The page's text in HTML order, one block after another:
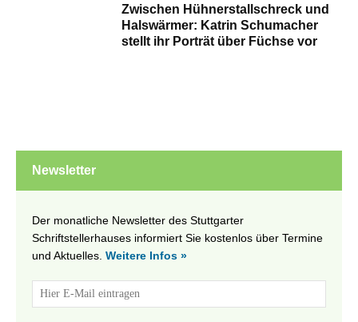
Zwischen Hühnerstallschreck und
Halswärmer: Katrin Schumacher
stellt ihr Porträt über Füchse vor
Newsletter
Der monatliche Newsletter des Stuttgarter
Schriftstellerhauses informiert Sie kostenlos über Termine
und Aktuelles. Weitere Infos »